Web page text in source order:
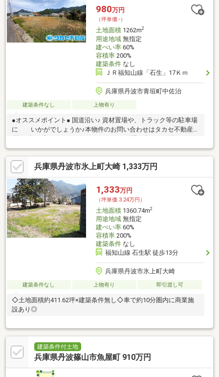
14分）で、通勤や通学時の移動にも使えます。・上下水道は公営
で、個別LPGが利用できる環境です。
980万円
（坪単価:-）
土地面積1262m2
用途地域無指定
建ぺい率60%
容積率200%
建築条件なし
ＪＲ福知山線「石生」17Ｋｍ
兵庫県丹波市青垣町中佐治
建築条件なし 上物有り
●オススメポイント● 国道沿い♪ 資材置場や、トラック等の駐車場
に いかがでしょうか♪本物件のお問い合わせはタカセ不動産
おります♪
兵庫県丹波市氷上町大崎 1,333万円
1,333万円
（坪単価:3.24万円）
土地面積1360.74m2
用途地域無指定
建ぺい率60%
容積率200%
建築条件なし
福知山線 石生駅 徒歩13分
兵庫県丹波市氷上町大崎
建築条件なし 上物有り 即引渡し可
◇土地面積約411.62坪×建築条件無し◇車で約10分圏内に商業施
設あり◎
建築条件付土地
兵庫県丹波篠山市魚屋町 910万円